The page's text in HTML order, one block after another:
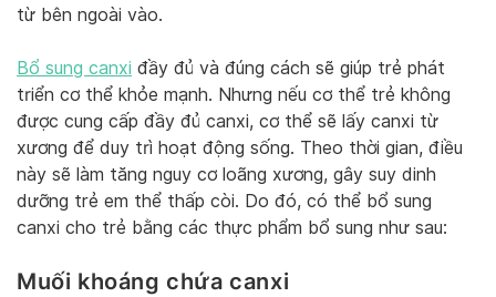
từ bên ngoài vào.
Bổ sung canxi đầy đủ và đúng cách sẽ giúp trẻ phát
triển cơ thể khỏe mạnh. Nhưng nếu cơ thể trẻ không
được cung cấp đầy đủ canxi, cơ thể sẽ lấy canxi từ
xương để duy trì hoạt động sống. Theo thời gian, điều
này sẽ làm tăng nguy cơ loãng xương, gây suy dinh
dưỡng trẻ em thể thấp còi. Do đó, có thể bổ sung
canxi cho trẻ bằng các thực phẩm bổ sung như sau:
Muối khoáng chứa canxi